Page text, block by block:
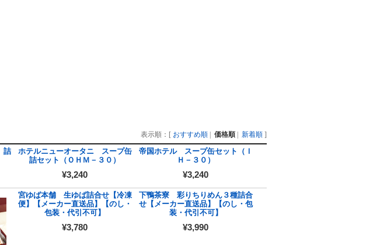
表示順：[ おすすめ順 価格順 新着順 ]
詰
ホテルニューオータニ スープ缶
詰セット（ＯＨＭ－３０）
¥3,240
帝国ホテル スープ缶セット（Ｉ
Ｈ－３０）
¥3,240
宮ゆば本舗 生ゆば詰合せ【冷凍
便】【メーカー直送品】【のし・
包装・代引不可】
¥3,780
下鴨茶寮 彩りちりめん３種詰合
せ【メーカー直送品】【のし・包
装・代引不可】
¥3,990